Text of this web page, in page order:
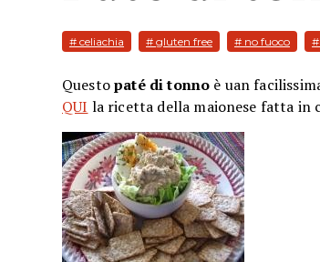
# celiachia # gluten free # no fuoco
Questopaté di tonno è uan
QUI la ricetta della maionese fatta in